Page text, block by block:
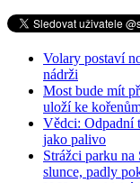
Volary postaví
nádrži
Most bude mít
uloží ke
Vědci: Odpadní
jako palivo
Strážci parku
slunce, padly